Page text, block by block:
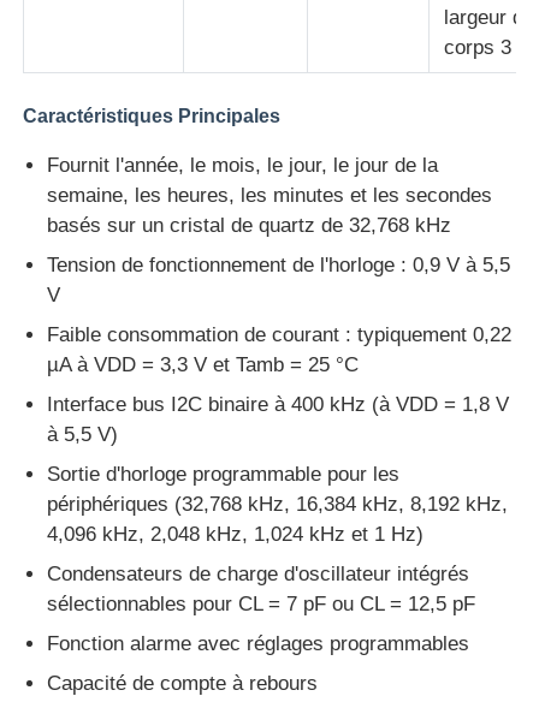
puce d'eeprom
Puce PSRAM
Puce SRAM
Ne pas éclairer
Circuit intégré EPROM
IC de l'UART
Le détecteur d'ADC
Circuits intégrés RF
largeur du
corps 3
Caractéristiques Principales
Fournit l'année, le mois, le jour, le jour de la
semaine, les heures, les minutes et les secondes
basés sur un cristal de quartz de 32,768 kHz
Tension de fonctionnement de l'horloge : 0,9 V à 5,5
V
Faible consommation de courant : typiquement 0,22
µA à VDD = 3,3 V et Tamb = 25 °C
Interface bus I2C binaire à 400 kHz (à VDD = 1,8 V
à 5,5 V)
Sortie d'horloge programmable pour les
périphériques (32,768 kHz, 16,384 kHz, 8,192 kHz,
4,096 kHz, 2,048 kHz, 1,024 kHz et 1 Hz)
Condensateurs de charge d'oscillateur intégrés
sélectionnables pour CL = 7 pF ou CL = 12,5 pF
Fonction alarme avec réglages programmables
Capacité de compte à rebours